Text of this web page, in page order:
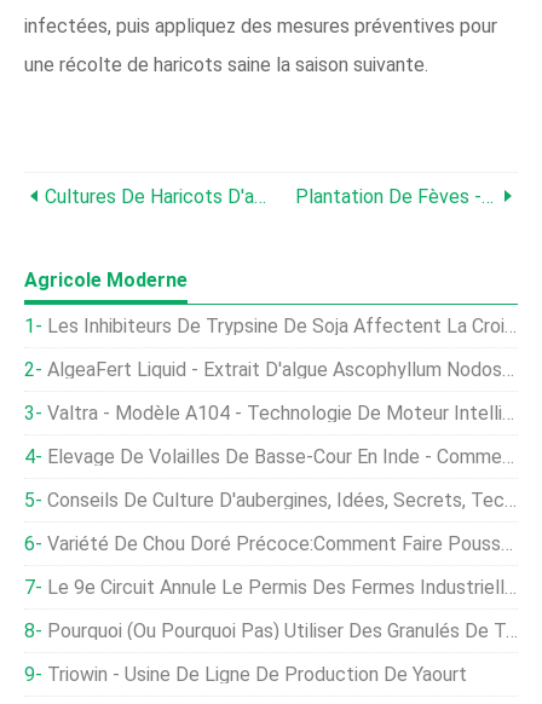
infectées, puis appliquez des mesures préventives pour
une récolte de haricots saine la saison suivante.
Cultures De Haricots D'automne :conseils Pour Faire Pousser Des Haricots Verts À L'automne Plantation De Fèves - Comment Faire Pousser Des Fèves Dans Le Jardin
Agricole Moderne
Les Inhibiteurs De Trypsine De Soja Affectent La Croissance Et La Santé Intestinale Des Poulets
AlgeaFert Liquid - Extrait D'algue Ascophyllum Nodosum
Valtra - Modèle A104 - Technologie De Moteur Intelligent
Élevage De Volailles De Basse-Cour En Inde - Comment Commencer
Conseils De Culture D'aubergines, Idées, Secrets, Technique
Variété De Chou Doré Précoce:Comment Faire Pousser Du Chou Doré
Le 9e Circuit Annule Le Permis Des Fermes Industrielles Pour L'Idaho
Pourquoi (ou Pourquoi Pas) Utiliser Des Granulés De Tourbe Pour Les Semis
Triowin - Usine De Ligne De Production De Yaourt